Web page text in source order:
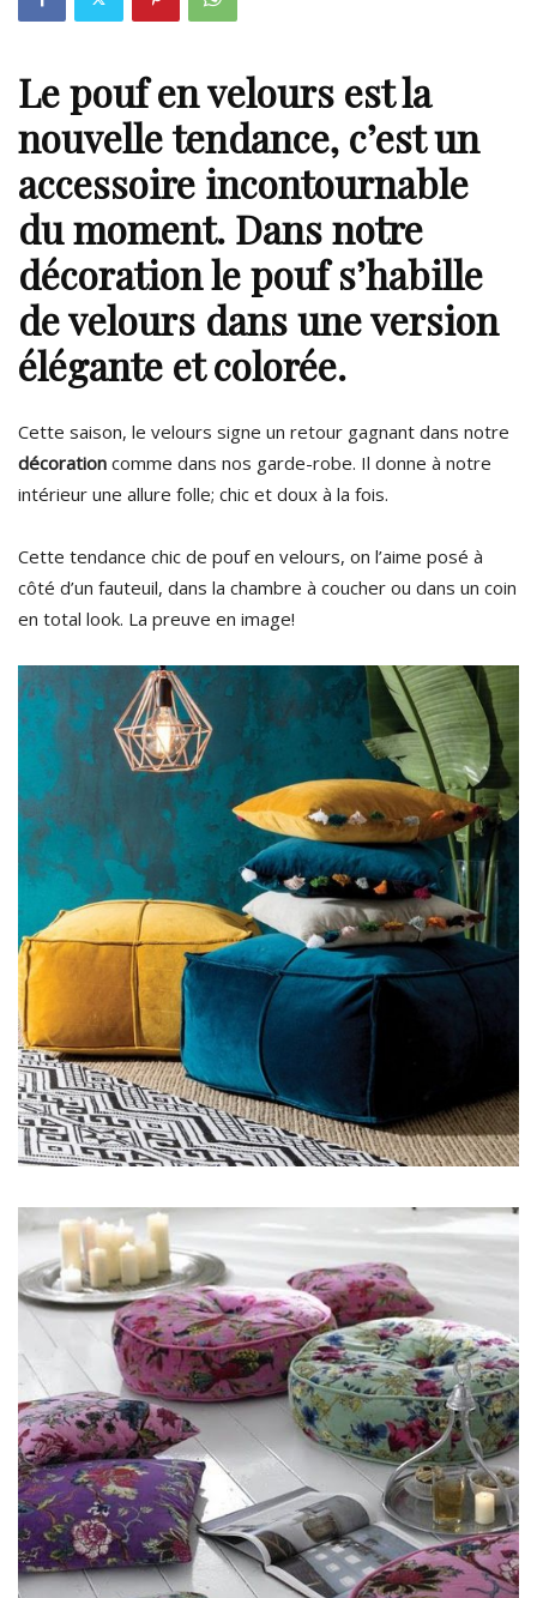
Le pouf en velours est la
nouvelle tendance, c’est un
accessoire incontournable
du moment. Dans notre
décorationle pouf s’habille
de velours dans une version
élégante et colorée.
Cette saison, le velours signe un retour gagnant dans notre
décoration comme dans nos garde-robe. Il donne à notre
intérieur une allure folle; chic et doux à la fois.
Cette tendance chic de pouf en velours, on l’aime posé à
côté d’un fauteuil, dans la chambre à coucher ou dans un coin
en total look. La preuve en image!